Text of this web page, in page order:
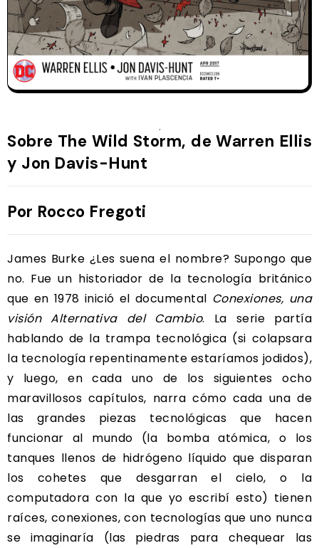
Sobre The Wild Storm, de Warren Ellis
y Jon Davis-Hunt
Por Rocco Fregoti
James Burke ¿Les suena el nombre? Supongo que
no. Fue un historiador de la tecnología británico
que en 1978 inició el documental Conexiones, una
visión Alternativa del Cambio. La serie partía
hablando de la trampa tecnológica (si colapsara
la tecnología repentinamente estaríamos jodidos),
y luego, en cada uno de los siguientes ocho
maravillosos capítulos, narra cómo cada una de
las grandes piezas tecnológicas que hacen
funcionar al mundo (la bomba atómica, o los
tanques llenos de hidrógeno líquido que disparan
los cohetes que desgarran el cielo, o la
computadora con la que yo escribí esto) tienen
raíces, conexiones, con tecnologías que uno nunca
se imaginaría (las piedras para chequear las